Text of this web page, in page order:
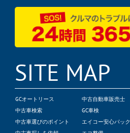
SITE MAP
GCオートリース
中古車検索
中古車選びのポイント
中古自動車販売士
GC車検
エイコー安心パック